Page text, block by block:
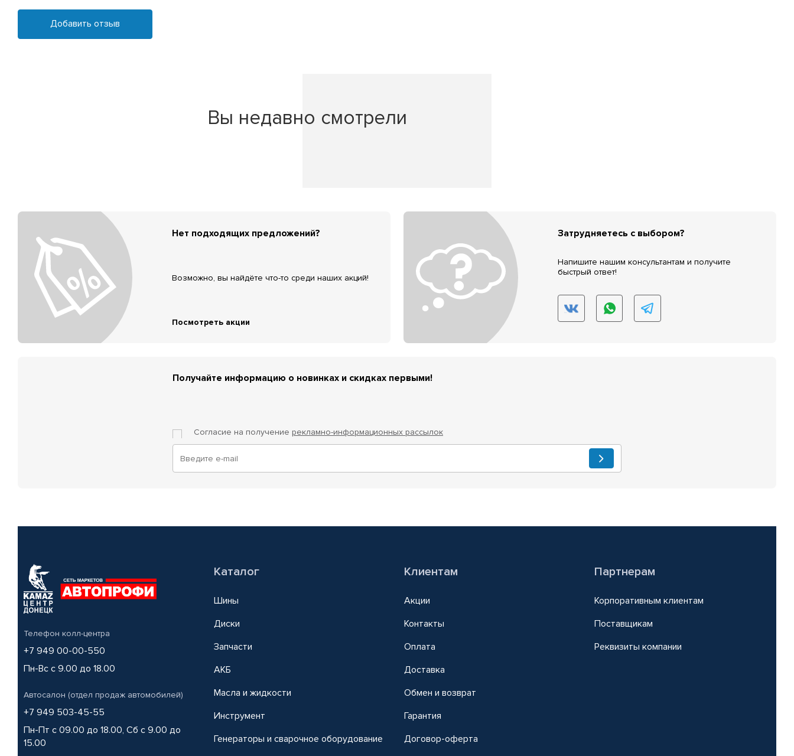
Добавить отзыв
Вы недавно смотрели
Нет подходящих предложений?
Возможно, вы найдёте что-то среди наших акций!
Посмотреть акции
Затрудняетесь с выбором?
Напишите нашим консультантам и получите
быстрый ответ!
Получайте информацию о новинках и скидках первыми!
Согласие на получение рекламно-информационных рассылок
Телефон колл-центра
+7 949 00-00-550
Пн-Вс с 9.00 до 18.00
Автосалон (отдел продаж автомобилей)
+7 949 503-45-55
Пн-Пт с 09.00 до 18.00, Сб с 9.00 до
15.00
Каталог
Шины
Диски
Запчасти
АКБ
Масла и жидкости
Инструмент
Генераторы и сварочное оборудование
Клиентам
Акции
Контакты
Оплата
Доставка
Обмен и возврат
Гарантия
Договор-оферта
Партнерам
Корпоративным клиентам
Поставщикам
Реквизиты компании